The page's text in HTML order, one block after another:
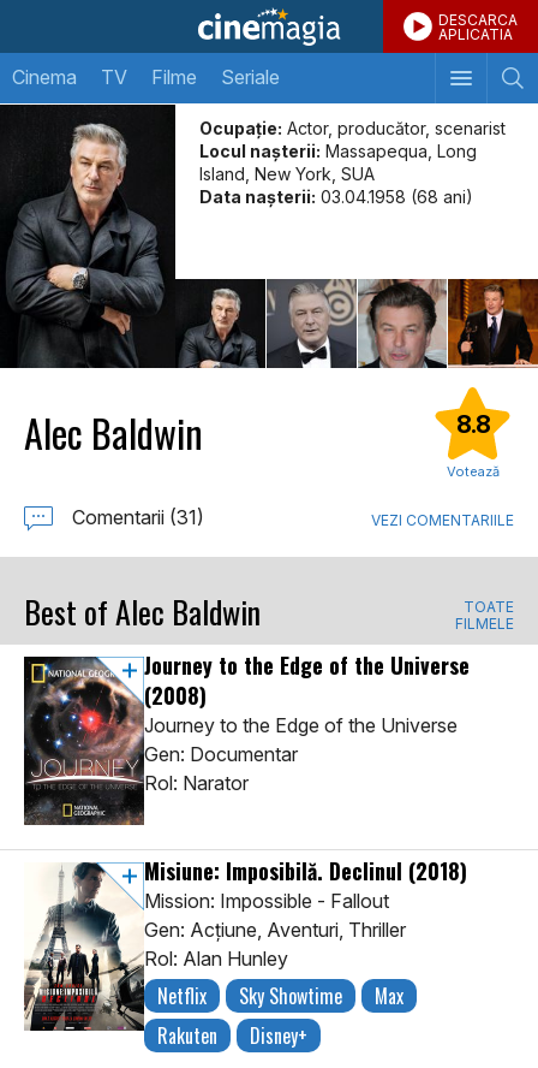
DESCARCA
APLICATIA
Cinema TV Filme Seriale
Ocupație: Actor, producător, scenarist
Locul naşterii: Massapequa, Long
Island, New York, SUA
Data naşterii: 03.04.1958 (68 ani)
Alec Baldwin 8.8
Votează
Comentarii (31) VEZI COMENTARIILE
Best of Alec Baldwin
TOATE
FILMELE
Journey to the Edge of the Universe
(2008)
Journey to the Edge of the Universe
Gen: Documentar
Rol: Narator
Misiune: Imposibilă. Declinul (2018)
Mission: Impossible - Fallout
Gen: Acţiune, Aventuri, Thriller
Rol: Alan Hunley
Netflix Sky Showtime
Max
Rakuten
Disney+